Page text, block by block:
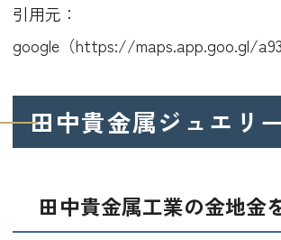
引用元：
google（https://maps.app.goo.gl/
田中貴金属ジュエリ
田中貴金属工業の金地金